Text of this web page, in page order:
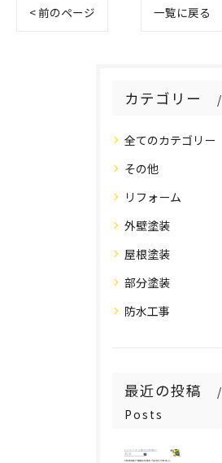
< 前のページ 一覧に戻る
カテゴリー
全てのカテゴリー
その他
リフォーム
外壁塗装
屋根塗装
部分塗装
防水工事
最近の投稿
Posts